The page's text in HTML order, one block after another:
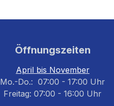
Öffnungszeiten
April bis November
Mo.-Do.: 07:00 - 17:00 Uhr
Freitag: 07:00 - 16:00 Uhr